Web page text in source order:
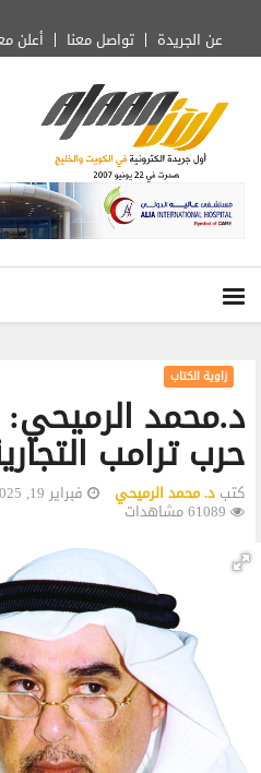
أعلن تواصل معنا عن الجريدة
د.محمد
حرب ترامب
زاوية الكتاب
كتب د. محمد الرميحي فبراير 19, 2025, 2:29 ص